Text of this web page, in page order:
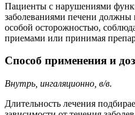
Пациенты с нарушениями
заболеваниями печени
особой осторожностью,
приемами или принимая
Способ применения и
Внутрь, ингаляционно, в/в.
Длительность лечения